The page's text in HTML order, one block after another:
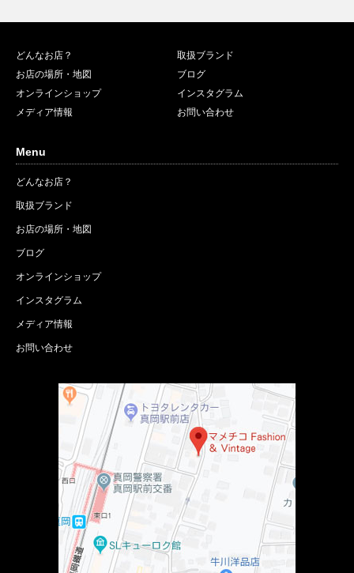
どんなお店？
取扱ブランド
お店の場所・地図
ブログ
オンラインショップ
インスタグラム
メディア情報
お問い合わせ
Menu
どんなお店？
取扱ブランド
お店の場所・地図
ブログ
オンラインショップ
インスタグラム
メディア情報
お問い合わせ